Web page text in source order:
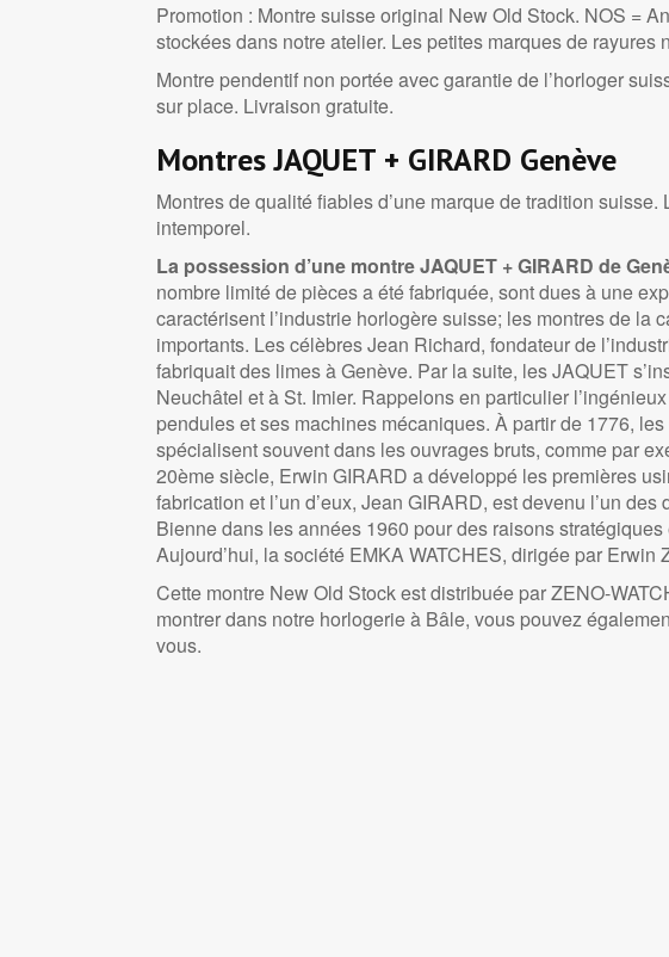
Promotion : Montre suisse original New Old Stock. NOS =
stockées dans notre atelier. Les petites marques de rayures
Montre pendentif non portée avec garantie de l’horloger
sur place. Livraison gratuite.
Montres JAQUET + GIRARD Genève
Montres de qualité fiables d’une marque de tradition
intemporel.
La possession d’une montre JAQUET + GIRARD de
nombre limité de pièces a été fabriquée, sont dues à une
caractérisent l’industrie horlogère suisse; les montres de la
importants. Les célèbres Jean Richard, fondateur de
fabriquait des limes à Genève. Par la suite, les JAQUET
Neuchâtel et à St. Imier. Rappelons en particulier
pendules et ses machines mécaniques. À partir de 1776,
spécialisent souvent dans les ouvrages bruts, comme par
20ème siècle, Erwin GIRARD a développé les premières
fabrication et l’un d’eux, Jean GIRARD, est devenu l’un
Bienne dans les années 1960 pour des raisons
Aujourd’hui, la société EMKA WATCHES, dirigée par Erwin
Cette montre New Old Stock est distribuée par ZENO-
montrer dans notre horlogerie à Bâle, vous pouvez
vous.